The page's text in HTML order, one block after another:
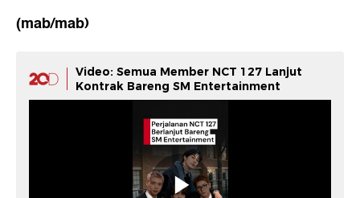
(mab/mab)
Video: Semua Member NCT 127 Lanjut
Kontrak Bareng SM Entertainment